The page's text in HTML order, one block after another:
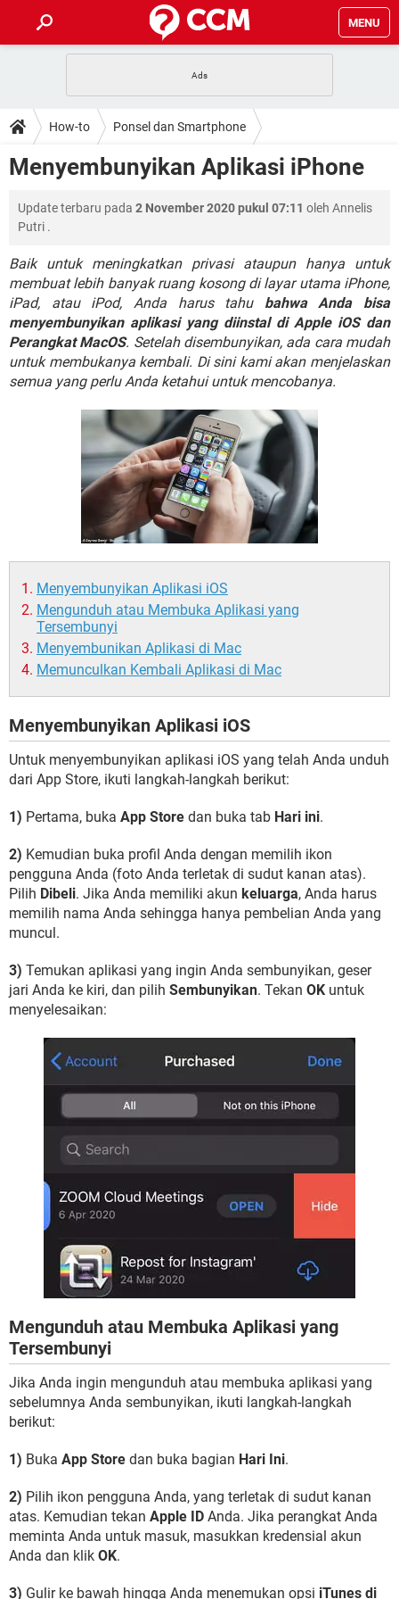
MENU
APLIKASI NONTON FILM & SERI RESET GMAIL
BUAT AKUN TIKTOK APLIKASI VIDEO-CALL
HOW-TO
SAFE MODE ANDROID RESET CLASH OF CLANS
KODE RAHASIA NETFLIX
DOWNLOAD
TEWAS HOLDEM UNTUK IPHONE
FORUM
Reset Akun Facebook yang di-Hack
Front Office dan Back Office OOP - Data Enkapsulasi
Jenis-jenis Network atau Jaringan
How-to Ponsel dan Smartphone
Menyembunyikan Aplikasi iPhone
Update terbaru pada 2 November 2020 pukul 07:11 oleh Annelis
Putri .
Baik untuk meningkatkan privasi ataupun hanya untuk
membuat lebih banyak ruang kosong di layar utama iPhone,
iPad, atau iPod, Anda harus tahu bahwa Anda bisa
menyembunyikan aplikasi yang diinstal di Apple iOS dan
Perangkat MacOS. Setelah disembunyikan, ada cara mudah
untuk membukanya kembali. Di sini kami akan menjelaskan
semua yang perlu Anda ketahui untuk mencobanya.
Menyembunyikan Aplikasi iOS
Mengunduh atau Membuka Aplikasi yang
Tersembunyi
Menyembunikan Aplikasi di Mac
Memunculkan Kembali Aplikasi di Mac
Menyembunyikan Aplikasi iOS
Untuk menyembunyikan aplikasi iOS yang telah Anda unduh
dari App Store, ikuti langkah-langkah berikut:
1) Pertama, buka App Store dan buka tab Hari ini.
2) Kemudian buka profil Anda dengan memilih ikon
pengguna Anda (foto Anda terletak di sudut kanan atas).
Pilih Dibeli. Jika Anda memiliki akun keluarga, Anda harus
memilih nama Anda sehingga hanya pembelian Anda yang
muncul.
3) Temukan aplikasi yang ingin Anda sembunyikan, geser
jari Anda ke kiri, dan pilih Sembunyikan. Tekan OK untuk
menyelesaikan:
Mengunduh atau Membuka Aplikasi yang
Tersembunyi
Jika Anda ingin mengunduh atau membuka aplikasi yang
sebelumnya Anda sembunyikan, ikuti langkah-langkah
berikut:
1) Buka App Store dan buka bagian Hari Ini.
2) Pilih ikon pengguna Anda, yang terletak di sudut kanan
atas. Kemudian tekan Apple ID Anda. Jika perangkat Anda
meminta Anda untuk masuk, masukkan kredensial akun
Anda dan klik OK.
3) Gulir ke bawah hingga Anda menemukan opsi iTunes di